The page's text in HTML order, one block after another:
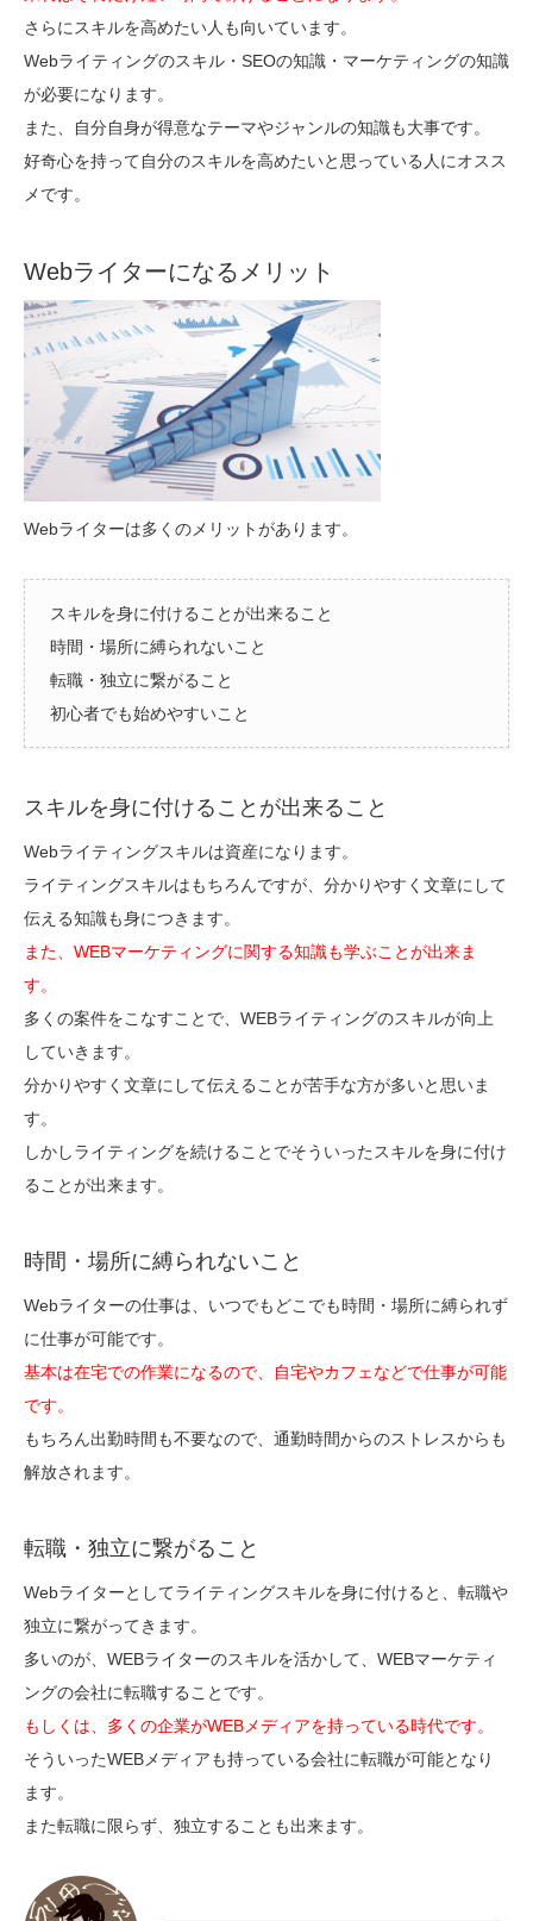
さらにスキルを高めたい人も向いています。
Webライティングのスキル・SEOの知識・マーケティングの知識
が必要になります。
また、自分自身が得意なテーマやジャンルの知識も大事です。
好奇心を持って自分のスキルを高めたいと思っている人にオスス
メです。
Webライターになるメリット
Webライターは多くのメリットがあります。
スキルを身に付けることが出来ること
時間・場所に縛られないこと
転職・独立に繋がること
初心者でも始めやすいこと
スキルを身に付けることが出来ること
Webライティングスキルは資産になります。
ライティングスキルはもちろんですが、分かりやすく文章にして
伝える知識も身につきます。
また、WEBマーケティングに関する知識も学ぶことが出来ま
す。
多くの案件をこなすことで、WEBライティングのスキルが向上
していきます。
分かりやすく文章にして伝えることが苦手な方が多いと思いま
す。
しかしライティングを続けることでそういったスキルを身に付け
ることが出来ます。
時間・場所に縛られないこと
Webライターの仕事は、いつでもどこでも時間・場所に縛られず
に仕事が可能です。
基本は在宅での作業になるので、自宅やカフェなどで仕事が可能
です。
もちろん出勤時間も不要なので、通勤時間からのストレスからも
解放されます。
転職・独立に繋がること
Webライターとしてライティングスキルを身に付けると、転職や
独立に繋がってきます。
多いのが、WEBライターのスキルを活かして、WEBマーケティ
ングの会社に転職することです。
もしくは、多くの企業がWEBメディアを持っている時代です。
そういったWEBメディアも持っている会社に転職が可能となり
ます。
また転職に限らず、独立することも出来ます。